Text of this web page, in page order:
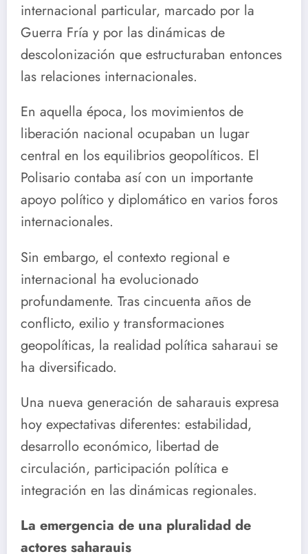
internacional particular, marcado por la
Guerra Fría y por las dinámicas de
descolonización que estructuraban entonces
las relaciones internacionales.
En aquella época, los movimientos de
liberación nacional ocupaban un lugar
central en los equilibrios geopolíticos. El
Polisario contaba así con un importante
apoyo político y diplomático en varios foros
internacionales.
Sin embargo, el contexto regional e
internacional ha evolucionado
profundamente. Tras cincuenta años de
conflicto, exilio y transformaciones
geopolíticas, la realidad política saharaui se
ha diversificado.
Una nueva generación de saharauis expresa
hoy expectativas diferentes: estabilidad,
desarrollo económico, libertad de
circulación, participación política e
integración en las dinámicas regionales.
La emergencia de una pluralidad de
actores saharauis